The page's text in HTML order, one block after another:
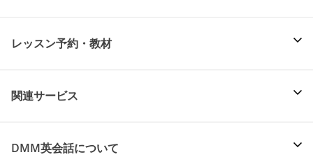
レッスン予約・教材
関連サービス
DMM英会話について